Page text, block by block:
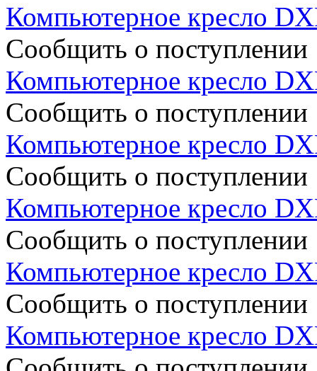
Компьютерное кресло
Сообщить о поступлении
Компьютерное кресло
Сообщить о поступлении
Компьютерное кресло
Сообщить о поступлении
Компьютерное кресло
Сообщить о поступлении
Компьютерное кресло
Сообщить о поступлении
Компьютерное кресло